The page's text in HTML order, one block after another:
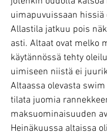
uimapuvuissaan hissiä
Allastila jatkuu pois
asti. Altaat ovat melko
käytännössä tehty
uimiseen niistä ei
Altaassa olevasta
tilata juomia
maksuominaisuuden
Heinäkuussa altaissa